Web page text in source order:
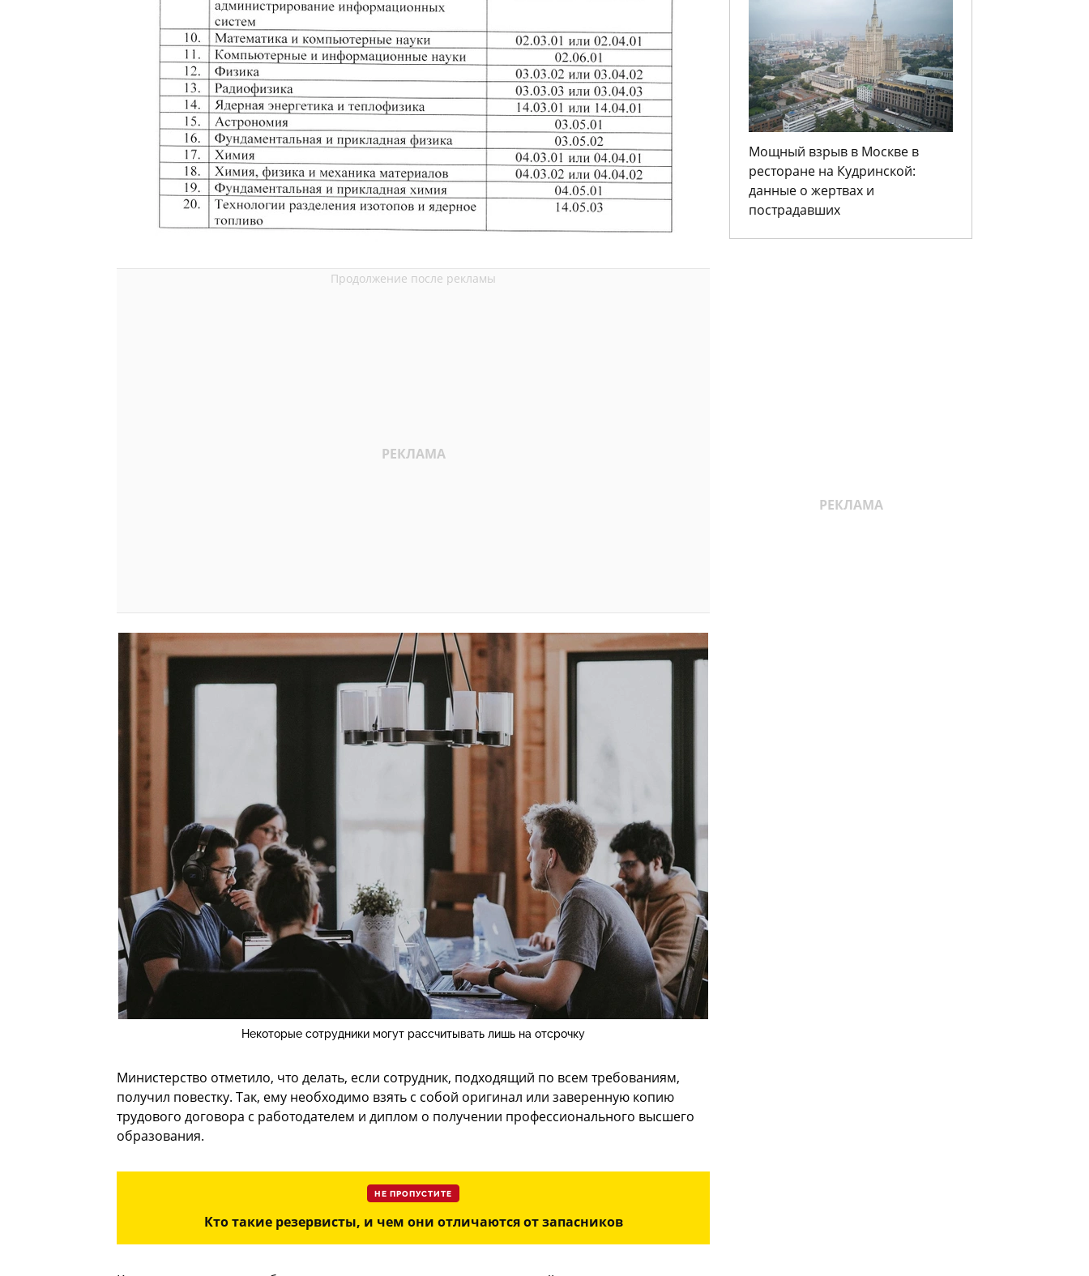
Некоторые сотрудники могут рассчитывать лишь на отсрочку
Министерство отметило, что делать, если сотрудник, подходящий по всем требованиям,
получил повестку. Так, ему необходимо взять с собой оригинал или заверенную копию
трудового договора с работодателем и диплом о получении профессионального высшего
образования.
НЕ ПРОПУСТИТЕ
Кто такие резервисты, и чем они отличаются от запасников
Мощный взрыв в Москве в
ресторане на Кудринской:
данные о жертвах и
пострадавших